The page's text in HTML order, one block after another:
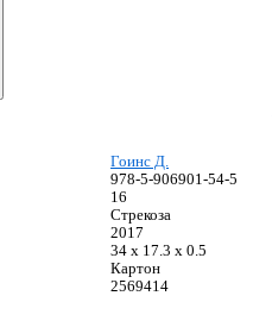
Гоинс Д.
978-5-906901-54-5
16
Стрекоза
2017
34 x 17.3 x 0.5
Картон
2569414